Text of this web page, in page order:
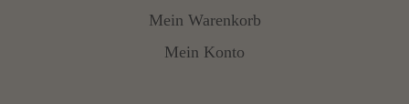
Mein Warenkorb
Mein Konto